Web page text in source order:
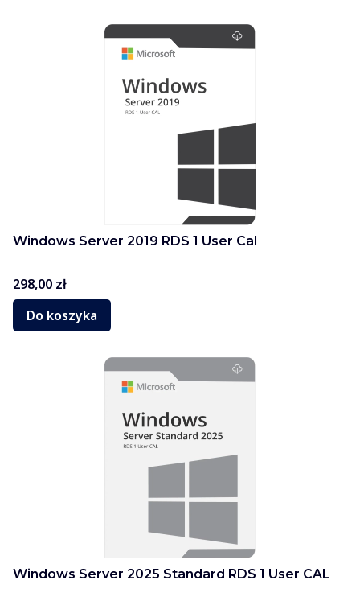
Windows Server 2019 RDS 1 User Cal
Cena
298,00 zł
Do koszyka
Windows Server 2025 Standard RDS 1 User CAL